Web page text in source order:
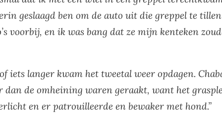
geslaagd ben om de auto uit die greppel te
voorbij, en ik was bang dat ze mijn kenteken
iets langer kwam het tweetal weer opdagen.
dan de omheining waren geraakt, want het
en er patrouilleerde en bewaker met hond.”